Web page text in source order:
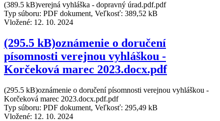
(389.5 kB)verejná vyhláška - dopravný úrad.pdf.pdf
Typ súboru: PDF dokument, Veľkosť: 389,52 kB
Vložené: 12. 10. 2024
(295.5 kB)oznámenie o doručení
písomnosti verejnou vyhláškou -
Korčeková marec 2023.docx.pdf
(295.5 kB)oznámenie o doručení písomnosti verejnou vyhláškou -
Korčeková marec 2023.docx.pdf.pdf
Typ súboru: PDF dokument, Veľkosť: 295,49 kB
Vložené: 12. 10. 2024